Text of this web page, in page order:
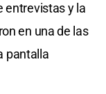
entrevistas y la
en una de las
pantalla